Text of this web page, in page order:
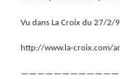
Vu dans La Croix du 27/2/9
http://www.la-croix.com/